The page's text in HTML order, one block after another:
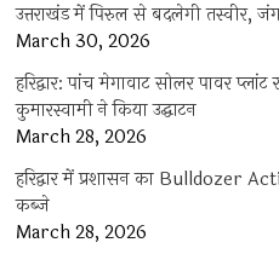
उत्तराखंड में पिरुल से बदलेगी तस्वीर,
March 30, 2026
हरिद्वार: पांच मेगावाट सोलर पावर प्लांट
कुमारस्वामी ने किया उद्घाटन
March 28, 2026
हरिद्वार में प्रशासन का Bulldozer
कब्जे
March 28, 2026